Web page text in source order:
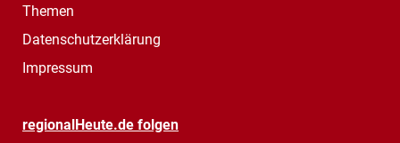
Themen
Datenschutzerklärung
Impressum
regionalHeute.de folgen